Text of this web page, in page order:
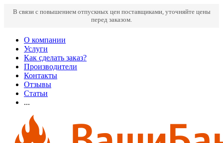
В связи с повышением отпускных цен поставщиками, уточняйте цены
перед заказом.
О компании
Услуги
Как сделать заказ?
Производители
Контакты
Отзывы
Статьи
...